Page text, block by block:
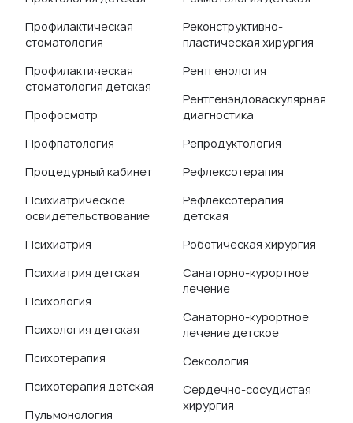
Профилактическая
стоматология
Профилактическая
стоматология детская
Профосмотр
Профпатология
Процедурный кабинет
Психиатрическое
освидетельствование
Психиатрия
Психиатрия детская
Психология
Психология детская
Психотерапия
Психотерапия детская
Пульмонология
Реконструктивно-
пластическая хирургия
Рентгенология
Рентгенэндоваскулярная
диагностика
Репродуктология
Рефлексотерапия
Рефлексотерапия
детская
Роботическая хирургия
Санаторно-курортное
лечение
Санаторно-курортное
лечение детское
Сексология
Сердечно-сосудистая
хирургия